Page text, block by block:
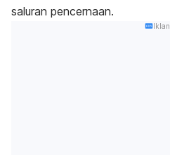
saluran pencernaan.
Iklan